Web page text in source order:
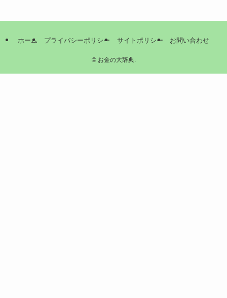
ホーム プライバシーポリシー サイトポリシー お問い合わせ
©お金の大辞典.